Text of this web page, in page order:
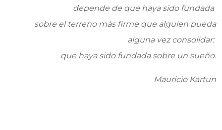
depende de que haya sido fundada
sobre el terreno más firme que alguien pueda
alguna vez consolidar:
que haya sido fundada sobre un sueño.
Mauricio Kartun